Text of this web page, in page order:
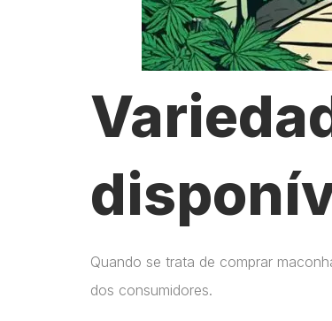
Quando se trata de comprar
dos consumidores.